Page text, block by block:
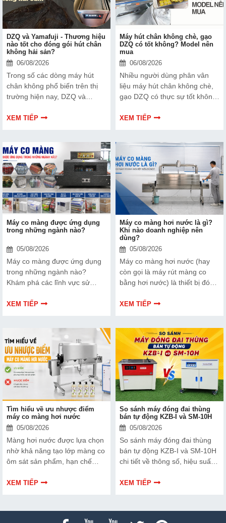
DZQ và Yamafuji - Thương hiệu
nào tốt cho đóng gói hút chân
không hải sản?
06/08/2026
Trong số các dòng máy hút
chân không phổ biến trên thị
trường hiện nay, DZQ và
nhiều người quan tâm. Vậy
không hải sản? Cùng Hải Minh
phân tích chi tiết trong bài viết
này nhé!
XEM TIẾP
Máy hút chân không chè, gạo
DZQ có tốt không? Model nên
mua
06/08/2026
Nhiều người dùng phân vân
liệu máy hút chân không chè,
gạo DZQ có thực sự tốt không
đầu tư hiện nay? cùng Hải
XEM TIẾP
Máy co màng được ứng dụng
trong những ngành nào?
05/08/2026
Máy co màng được ứng dụng
trong những ngành nào?
Khám phá các lĩnh vực sử
hiện nay và cách lựa chọn thiết
XEM TIẾP
Máy co màng hơi nước là gì?
Khi nào doanh nghiệp nên
dùng?
05/08/2026
Máy co màng hơi nước (hay
còn gọi là máy rút màng co
bằng hơi nước) là thiết bị đóng
suất và nhiệt lượng từ hơi
màng nhựa (như PVC, PET,
POF) bọc xung quanh sản
XEM TIẾP
Tìm hiểu về ưu nhược điểm
máy co màng hơi nước
05/08/2026
Màng hơi nước được lựa chọn
nhờ khả năng tạo lớp màng co
ôm sát sản phẩm, hạn chế
cao. Tuy nhiên, thiết bị này
XEM TIẾP
So sánh máy đóng đai thùng
bán tự động KZB-I và SM-10H
05/08/2026
So sánh máy đóng đai thùng
bán tự động KZB-I và SM-10H
chi tiết về thông số, hiệu suất
chọn dòng máy phù hợp nhất
XEM TIẾP